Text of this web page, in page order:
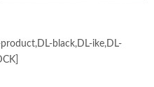
black,DL-ike,DL-